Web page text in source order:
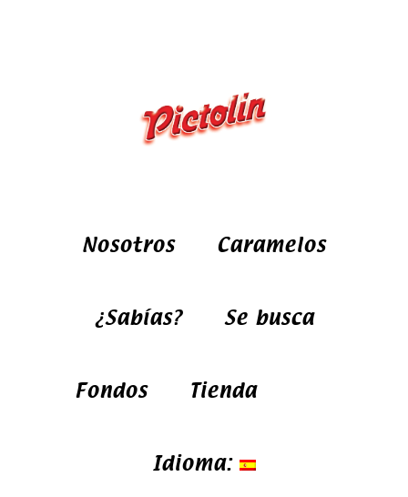
Nosotros Caramelos
¿Sabías? Se busca
Fondos Tienda
Idioma: